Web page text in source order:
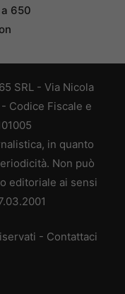
650
SRL - Via Nicola
- Codice Fiscale e
in quanto
Non può
editoriale ai sensi
- Contattaci